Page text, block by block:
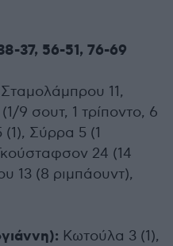
37, 56-51, 76-69
Σταμολάμπρου 11,
9 σουτ, 1 τρίποντο, 6
Σύρρα 5 (1
24 (14
13 (8 ριμπάουντ),
Κωτούλα 3 (1),